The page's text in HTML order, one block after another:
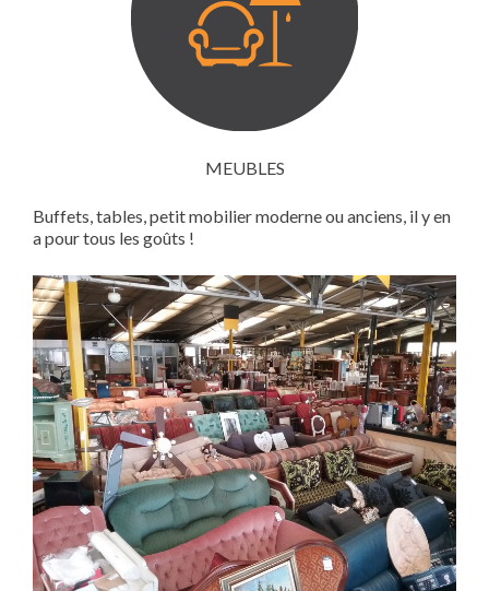
MEUBLES
Buffets, tables, petit mobilier moderne ou anciens, il y en
a pour tous les goûts !